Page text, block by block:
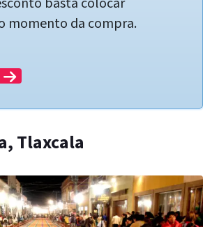
momento da compra.
Tlaxcala